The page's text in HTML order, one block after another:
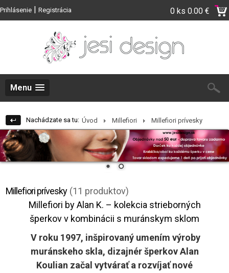
Prihlásenie | Registrácia 0 ks 0.00 €
Menu
Nachádzate sa tu: Úvod Millefiori Millefiori prívesky
Millefiori prívesky (11 produktov)
Millefiori by Alan K. – kolekcia strieborných
šperkov v kombinácii s muránskym sklom
V roku 1997, inšpirovaný umením výroby
muránskeho skla, dizajnér šperkov Alan
Koulian začal vytvárať a rozvíjať nové